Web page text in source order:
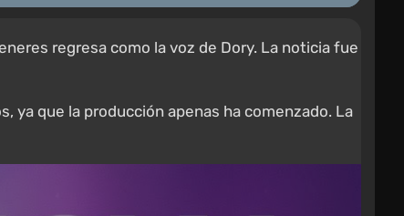
regresa como la voz de Dory. La noticia fue
ya que la producción apenas ha comenzado. La